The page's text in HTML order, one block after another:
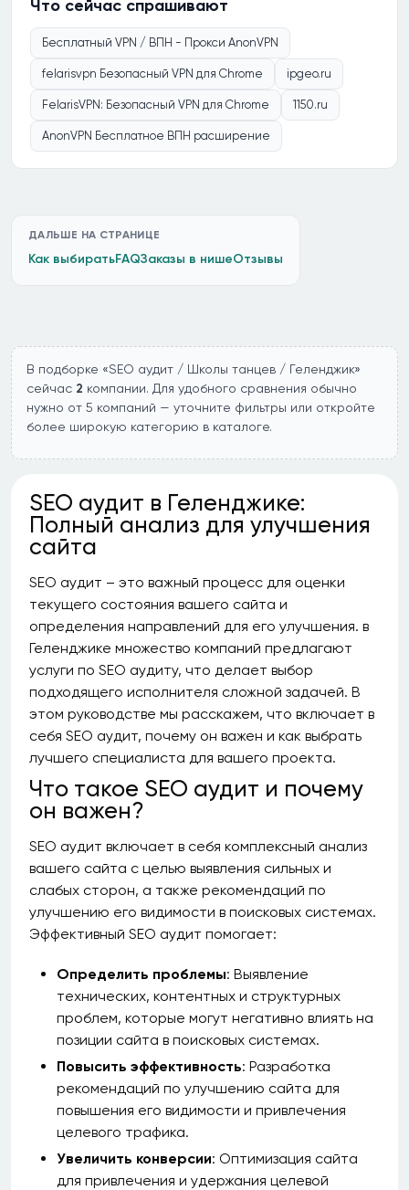
Что сейчас спрашивают
Бесплатный VPN / ВПН - Прокси AnonVPN
felarisvpn Безопасный VPN для Chrome ipgeo.ru
FelarisVPN: Безопасный VPN для Chrome 1150.ru
AnonVPN Бесплатное ВПН расширение
ДАЛЬШЕ НА СТРАНИЦЕ
Как выбиратьFAQЗаказы в нишеОтзывы
В подборке «SEO аудит / Школы танцев / Геленджик»
сейчас 2 компании. Для удобного сравнения обычно
нужно от 5 компаний — уточните фильтры или откройте
более широкую категорию в каталоге.
SEO аудит в Геленджике:
Полный анализ для улучшения
сайта
SEO аудит – это важный процесс для оценки
текущего состояния вашего сайта и
определения направлений для его улучшения. в
Геленджике множество компаний предлагают
услуги по SEO аудиту, что делает выбор
подходящего исполнителя сложной задачей. В
этом руководстве мы расскажем, что включает в
себя SEO аудит, почему он важен и как выбрать
лучшего специалиста для вашего проекта.
Что такое SEO аудит и почему
он важен?
SEO аудит включает в себя комплексный анализ
вашего сайта с целью выявления сильных и
слабых сторон, а также рекомендаций по
улучшению его видимости в поисковых системах.
Эффективный SEO аудит помогает:
Определить проблемы: Выявление
технических, контентных и структурных
проблем, которые могут негативно влиять на
позиции сайта в поисковых системах.
Повысить эффективность: Разработка
рекомендаций по улучшению сайта для
повышения его видимости и привлечения
целевого трафика.
Увеличить конверсии: Оптимизация сайта
для привлечения и удержания целевой